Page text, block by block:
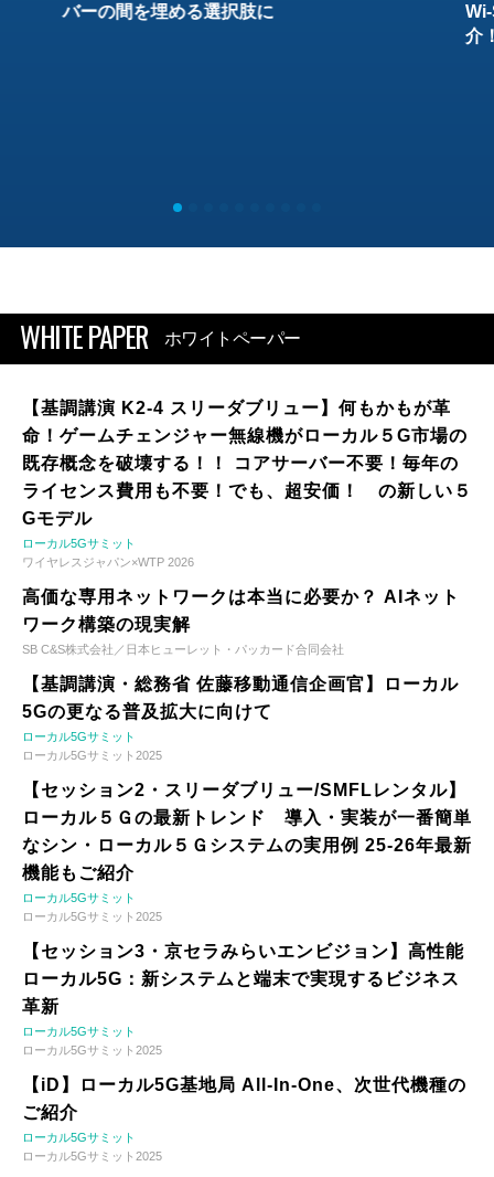
バーの間を埋める選択肢に
介
WHITE PAPER ホワイトペーパー
【基調講演 K2-4 スリーダブリュー】何もかもが革
命！ゲームチェンジャー無線機がローカル５G市場の
既存概念を破壊する！！ コアサーバー不要！毎年の
ライセンス費用も不要！でも、超安価！ の新しい５
Gモデル
ローカル5Gサミット
ワイヤレスジャパン×WTP 2026
高価な専用ネットワークは本当に必要か？ AIネット
ワーク構築の現実解
SB C&S株式会社／日本ヒューレット・パッカード合同会社
【基調講演・総務省 佐藤移動通信企画官】ローカル
5Gの更なる普及拡大に向けて
ローカル5Gサミット
ローカル5Gサミット2025
【セッション2・スリーダブリュー/SMFLレンタル】
ローカル５Ｇの最新トレンド 導入・実装が一番簡単
なシン・ローカル５Ｇシステムの実用例 25-26年最新
機能もご紹介
ローカル5Gサミット
ローカル5Gサミット2025
【セッション3・京セラみらいエンビジョン】高性能
ローカル5G：新システムと端末で実現するビジネス
革新
ローカル5Gサミット
ローカル5Gサミット2025
【iD】ローカル5G基地局 All-In-One、次世代機種の
ご紹介
ローカル5Gサミット
ローカル5Gサミット2025